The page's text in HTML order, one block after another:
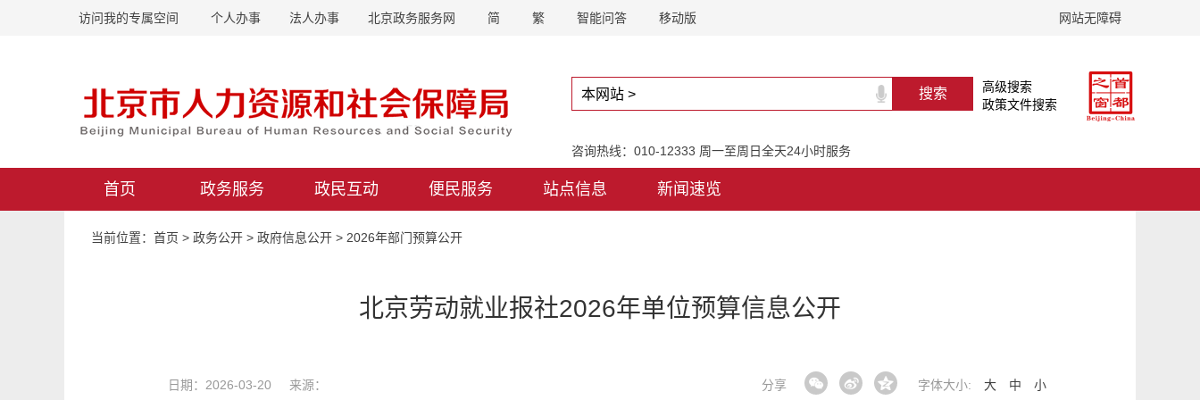
访问我的专属空间 个人办事 法人办事 北京政务服务网 简 繁 智能问答 移动版 网站无障碍
高级搜索
政策文件搜索
咨询热线：010-12333 周一至周日全天24小时服务
首页 政务服务 政民互动 便民服务 站点信息 新闻速览
当前位置： 首页 > 政务公开 > 政府信息公开 > 2026年部门预算公开
北京劳动就业报社2026年单位预算信息公开
日期：2026-03-20 来源： 字体大小: 大 中 小
分享